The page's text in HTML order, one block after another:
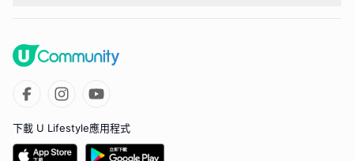
下載 U Lifestyle應用程式